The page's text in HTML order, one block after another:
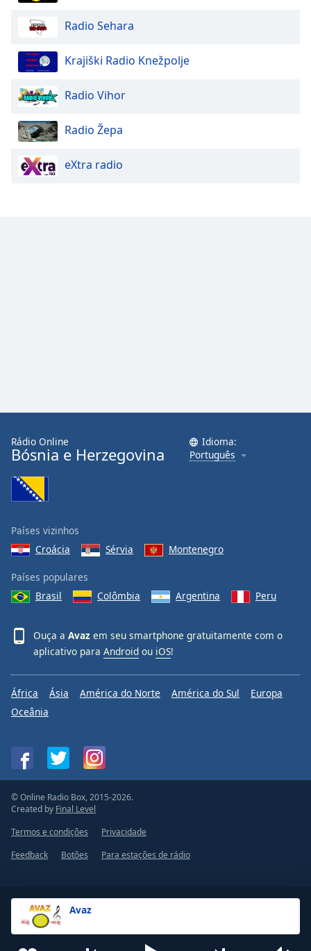
Family
Reset
Done
Close
Dialog
End
dialog
Avaz
Radio Sehara
Krajiški Radio Knežpolje
Radio Vihor
Radio Žepa
eXtra radio
Rádio Online
Bósnia e Herzegovina
Idioma:
Português
Países vizinhos
Croácia
Sérvia Montenegro
Países populares
Brasil
Colômbia Argentina Peru
Ouça a Avaz em seu smartphone gratuitamente com o
aplicativo para Android ou iOS!
África Ásia América do Norte América do Sul
Europa
Oceânia
© Online Radio Box, 2015-2026.
Created by Final Level
Termos e condições
Privacidade
Feedback
Botões Para estações de rádio